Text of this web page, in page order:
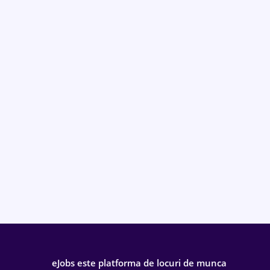
eJobs este platforma de locuri de munca